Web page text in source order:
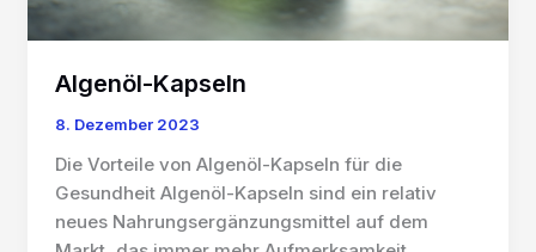
Algenöl-Kapseln
8. Dezember 2023
Die Vorteile von Algenöl-Kapseln für die
Gesundheit Algenöl-Kapseln sind ein relativ
neues Nahrungsergänzungsmittel auf dem